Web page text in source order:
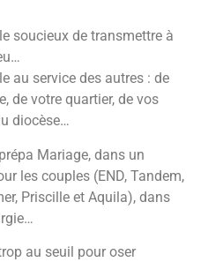
soucieux de transmettre à
au service des autres : de
de votre quartier, de vos
diocèse…
Mariage, dans un
les couples (END, Tandem,
Priscille et Aquila), dans
au seuil pour oser